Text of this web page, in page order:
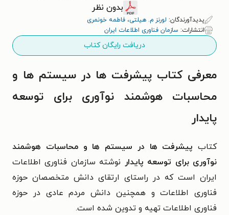
پایدار
بدون نظر
پدیدآورندگان: لورنز م. هیلتی، فاطمه خونمری
انتشارات: سازمان فناوری اطلاعات ایران
دریافت رایگان کتاب
معرفی کتاب پیشرفت ها در سیستم ها و
محاسبات هوشمند نوآوری برای توسعه
پایدار
کتاب پیشرفت ها در سیستم ها و محاسبات هوشمند
نوآوری برای توسعه پایدار نوشته سازمان فناوری اطلاعات
ایران است که در راستای ارتقای دانش متخصصان حوزه
فناوری اطلاعات و همچنین دانش مردم عادی در حوزه
فناوری اطلاعات تهیه و تدوین شده است.